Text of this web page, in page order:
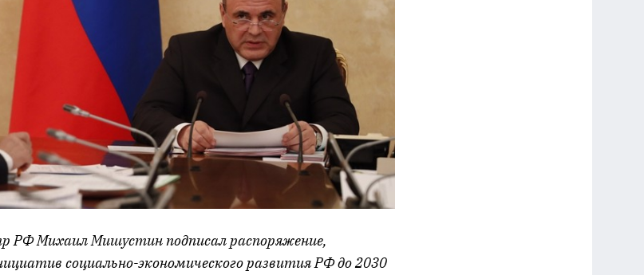
РФ Михаил Мишустин подписал распоряжение,
социально-экономического развития РФ до 2030